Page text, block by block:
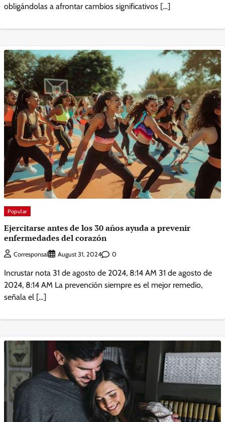
obligándolas a afrontar cambios significativos […]
Popular
Ejercitarse antes de los 30 años ayuda a prevenir
enfermedades del corazón
Corresponsal August 31, 2024 0
Incrustar nota 31 de agosto de 2024, 8:14 AM 31 de agosto de
2024, 8:14 AM La prevención siempre es el mejor remedio,
señala el […]